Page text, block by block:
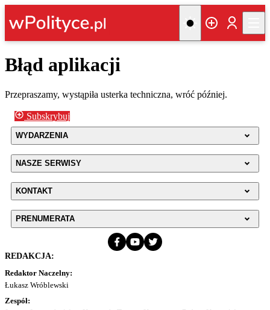
Błąd aplikacji
Przepraszamy, wystąpiła usterka techniczna, wróć później.
Subskrybuj
WYDARZENIA
NASZE SERWISY
KONTAKT
PRENUMERATA
REDAKCJA:
Redaktor Naczelny:
Łukasz Wróblewski
Zespół: